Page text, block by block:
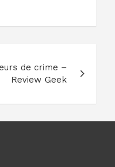
de crime –
Review Geek